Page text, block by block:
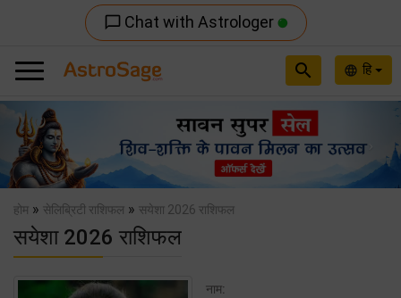
chat_bubble_outline Chat with Astrologer
language हि
search
Previous
होम » सेलिब्रिटी राशिफल » सयेशा 2026 राशिफल
सयेशा 2026 राशिफल
नाम: